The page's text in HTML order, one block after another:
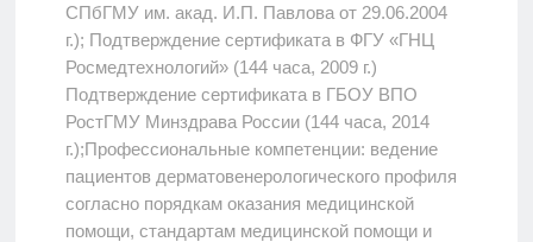
СПбГМУ им. акад. И.П. Павлова от 29.06.2004
г.); Подтверждение сертификата в ФГУ «ГНЦ
Росмедтехнологий» (144 часа, 2009 г.)
Подтверждение сертификата в ГБОУ ВПО
РостГМУ Минздрава России (144 часа, 2014
г.);Профессиональные компетенции: ведение
пациентов дерматовенерологического профиля
согласно порядкам оказания медицинской
помощи, стандартам медицинской помощи и